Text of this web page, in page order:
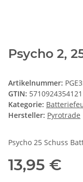
Psycho 2,
Artikelnummer:
GTIN: 5710924354121
Kategorie:
Hersteller: Pyrotrade
Psycho 25 Schuss
13,95 €